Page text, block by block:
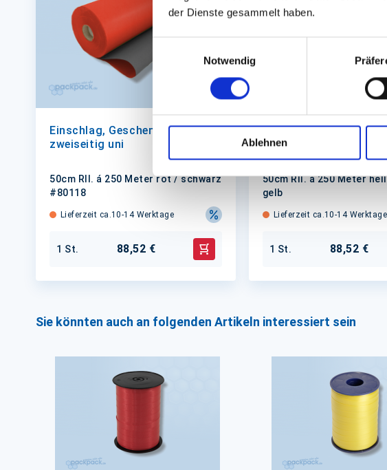
der Dienste gesammelt haben.
Notwendig
Ablehnen
Einschlag, Geschenkpapier,
zweiseitig uni
50cm Rll. á 250 Meter rot / schwarz
#80118
Lieferzeit ca.10-14 Werktage
1 St. 88,52 € In den Warenkorb
Einschlag,
zweiseitig uni
50cm Rll. á 250 Meter
gelb
Lieferzeit ca.10-14 Werktage
1 St. 88,52 €
Sie könnten auch an folgenden Artikeln interessiert sein